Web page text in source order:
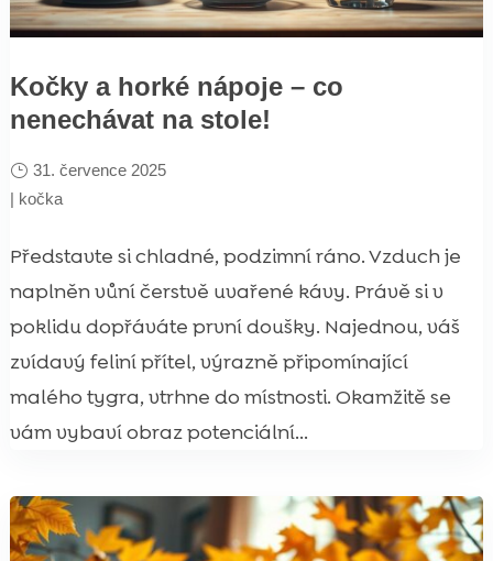
Kočky a horké nápoje – co
nenechávat na stole!
31. července 2025
| kočka
Představte si chladné, podzimní ráno. Vzduch je
naplněn vůní čerstvě uvařené kávy. Právě si v
poklidu dopřáváte první doušky. Najednou, váš
zvídavý feliní přítel, výrazně připomínající
malého tygra, vtrhne do místnosti. Okamžitě se
vám vybaví obraz potenciální...